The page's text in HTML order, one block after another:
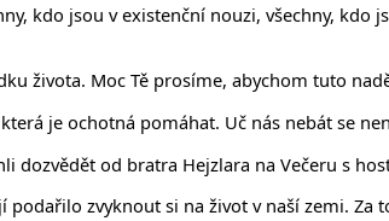
kdo jsou v existenční nouzi, všechny,
života. Moc Tě prosíme, abychom tuto
je ochotná pomáhat. Uč nás nebát se
od bratra Hejzlara na Večeru s
zvyknout si na život v naší zemi. Za